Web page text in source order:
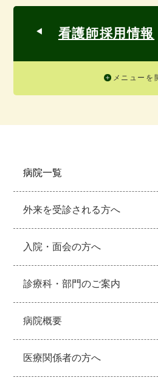
看護師採用情報
メニューを
病院一覧
外来を受診される方へ
入院・面会の方へ
診療科・部門のご案内
病院概要
医療関係者の方へ